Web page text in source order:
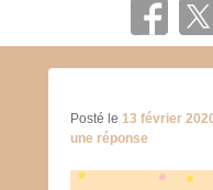
Posté le 13 février
une réponse